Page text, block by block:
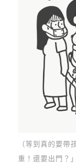
（等到真的要帶
重！還要出門？」